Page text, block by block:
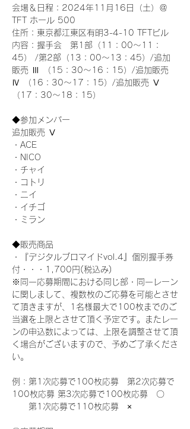
会場＆日程：2024年11月16日（土）＠
TFT ホール 500
住所：東京都江東区有明3-4-10 TFTビル
内容：握手会　第1部（11：00～11：
45） /第2部（13：00～13：45）/追加
販売 Ⅲ （15：30～16：15）/追加販売
Ⅳ （16：30～17：15）/追加販売 Ⅴ
（17：30～18：15）
◆参加メンバー
追加販売 Ⅴ
・ACE
・NICO
・チャイ
・コトリ
・ニイ
・イチゴ
・ミラン
◆販売商品
・『デジタルブロマイドvol.4』個別握手券
付・・・1,700円(税込み)
※同一応募期間における同じ部・同一レーン
に関しまして、複数枚のご応募を可能とさせ
て頂きますが、1名様最大で100枚までのご
当選を上限とさせて頂く予定です。またレー
ンの申込数によっては、上限を調整させて頂
く場合がございますので、予めご了承くださ
い。
例：第1次応募で100枚応募　第2次応募で
100枚応募 第3次応募で100枚応募　〇
第1次応募で110枚応募　×